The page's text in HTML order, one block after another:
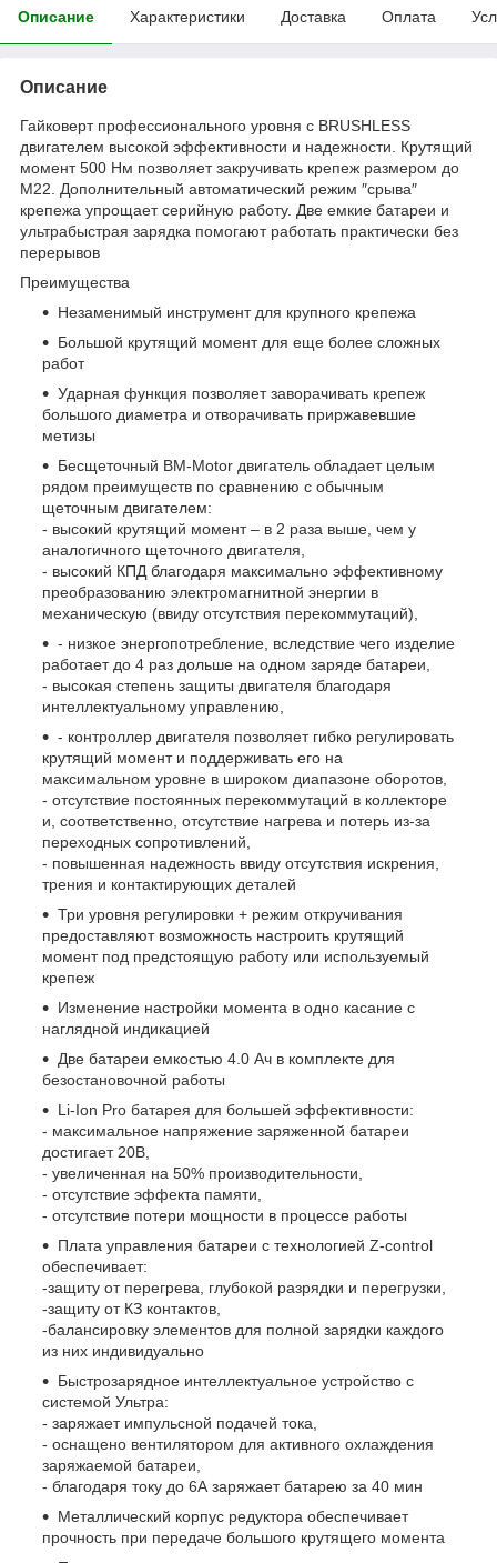
Описание Характеристики Доставка Оплата
Описание
Гайковерт профессионального уровня с BRUSHLESS
двигателем высокой эффективности и надежности. Крутящий
момент 500 Нм позволяет закручивать крепеж размером до
М22. Дополнительный автоматический режим ″срыва″
крепежа упрощает серийную работу. Две емкие батареи и
ультрабыстрая зарядка помогают работать практически без
перерывов
Преимущества
Незаменимый инструмент для крупного крепежа
Большой крутящий момент для еще более сложных
работ
Ударная функция позволяет заворачивать крепеж
большого диаметра и отворачивать приржавевшие
метизы
Бесщеточный BM-Motor двигатель обладает целым
рядом преимуществ по сравнению с обычным
щеточным двигателем:
- высокий крутящий момент – в 2 раза выше, чем у
аналогичного щеточного двигателя,
- высокий КПД благодаря максимально эффективному
преобразованию электромагнитной энергии в
механическую (ввиду отсутствия перекоммутаций),
- низкое энергопотребление, вследствие чего изделие
работает до 4 раз дольше на одном заряде батареи,
- высокая степень защиты двигателя благодаря
интеллектуальному управлению,
- контроллер двигателя позволяет гибко регулировать
крутящий момент и поддерживать его на
максимальном уровне в широком диапазоне оборотов,
- отсутствие постоянных перекоммутаций в коллекторе
и, соответственно, отсутствие нагрева и потерь из-за
переходных сопротивлений,
- повышенная надежность ввиду отсутствия искрения,
трения и контактирующих деталей
Три уровня регулировки + режим откручивания
предоставляют возможность настроить крутящий
момент под предстоящую работу или используемый
крепеж
Изменение настройки момента в одно касание с
наглядной индикацией
Две батареи емкостью 4.0 Ач в комплекте для
безостановочной работы
Li-Ion Pro батарея для большей эффективности:
- максимальное напряжение заряженной батареи
достигает 20В,
- увеличенная на 50% производительности,
- отсутствие эффекта памяти,
- отсутствие потери мощности в процессе работы
Плата управления батареи с технологией Z-control
обеспечивает:
-защиту от перегрева, глубокой разрядки и перегрузки,
-защиту от КЗ контактов,
-балансировку элементов для полной зарядки каждого
из них индивидуально
Быстрозарядное интеллектуальное устройство с
системой Ультра:
- заряжает импульсной подачей тока,
- оснащено вентилятором для активного охлаждения
заряжаемой батареи,
- благодаря току до 6А заряжает батарею за 40 мин
Металлический корпус редуктора обеспечивает
прочность при передаче большого крутящего момента